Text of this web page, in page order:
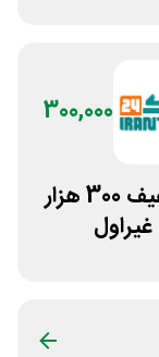
300,000
کد تخفیف 300 هزار